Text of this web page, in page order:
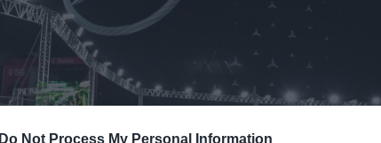
Do Not Process My Personal Information